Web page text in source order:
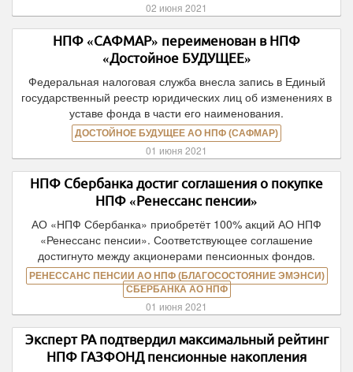
02 июня 2021
НПФ «САФМАР» переименован в НПФ
«Достойное БУДУЩЕЕ»
Федеральная налоговая служба внесла запись в Единый
государственный реестр юридических лиц об изменениях в
уставе фонда в части его наименования.
ДОСТОЙНОЕ БУДУЩЕЕ АО НПФ (САФМАР)
01 июня 2021
НПФ Сбербанка достиг соглашения о покупке
НПФ «Ренессанс пенсии»
АО «НПФ Сбербанка» приобретёт 100% акций АО НПФ
«Ренессанс пенсии». Соответствующее соглашение
достигнуто между акционерами пенсионных фондов.
РЕНЕССАНС ПЕНСИИ АО НПФ (БЛАГОСОСТОЯНИЕ ЭМЭНСИ)
СБЕРБАНКА АО НПФ
01 июня 2021
Эксперт РА подтвердил максимальный рейтинг
НПФ ГАЗФОНД пенсионные накопления